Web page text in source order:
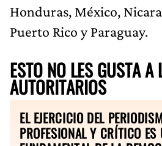
Honduras, México,
Puerto Rico y Paraguay.
ESTO NO LES GUSTA A
AUTORITARIOS
EL EJERCICIO DEL
PROFESIONAL Y CRÍTICO